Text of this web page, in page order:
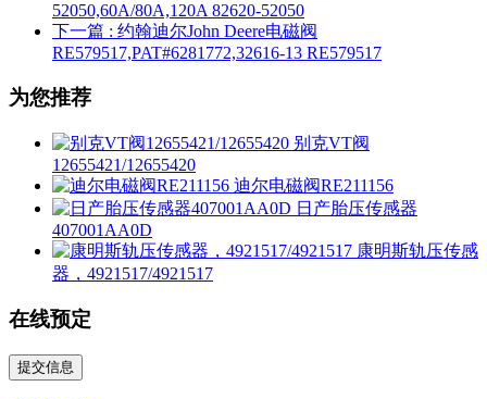
52050,60A/80A,120A 82620-52050
下一篇 : 约翰迪尔John Deere电磁阀
RE579517,PAT#6281772,32616-13 RE579517
为您推荐
别克VT阀
12655421/12655420
迪尔电磁阀RE211156
日产胎压传感器
407001AA0D
康明斯轨压传感
器，4921517/4921517
在线预定
提交信息